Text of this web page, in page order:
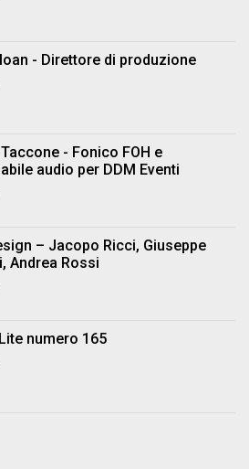
- Direttore di produzione
- Fonico FOH e
audio per DDM Eventi
– Jacopo Ricci, Giuseppe
Andrea Rossi
numero 165